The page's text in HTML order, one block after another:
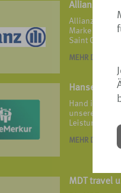
Allianz
Allianz Travel
Marke von
Saint Ouen.
MEHR DETAILS >
Hand in
unseren
MEHR DETAILS >
MDT travel